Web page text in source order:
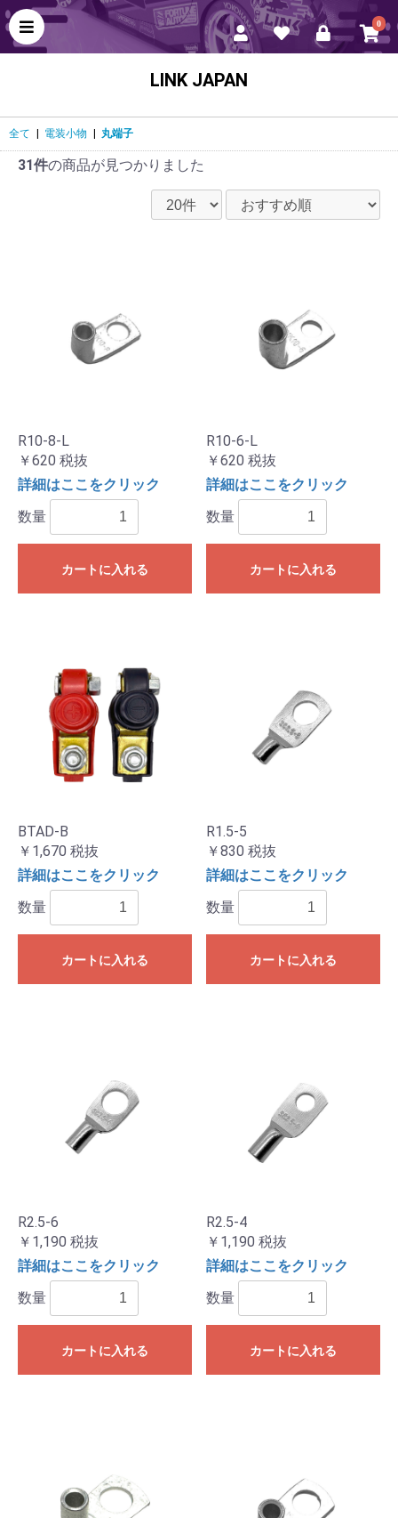
0
LINK JAPAN
全て 電装小物 丸端子
31件の商品が見つかりました
R10-8-L
￥620 税抜
詳細はここをクリック
数量
カートに入れる
R10-6-L
￥620 税抜
詳細はここをクリック
数量
カートに入れる
BTAD-B
￥1,670 税抜
詳細はここをクリック
数量
カートに入れる
R1.5-5
￥830 税抜
詳細はここをクリック
数量
カートに入れる
R2.5-6
￥1,190 税抜
詳細はここをクリック
数量
カートに入れる
R2.5-4
￥1,190 税抜
詳細はここをクリック
数量
カートに入れる